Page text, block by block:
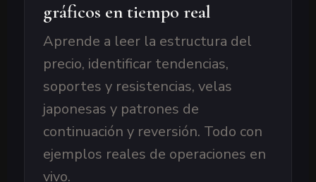
gráficos en tiempo real
Aprende a leer la estructura del
precio, identificar tendencias,
soportes y resistencias, velas
japonesas y patrones de
continuación y reversión. Todo con
ejemplos reales de operaciones en
vivo.